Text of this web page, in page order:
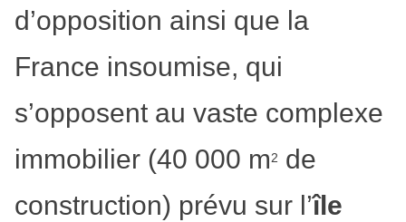
d’opposition ainsi que la
France insoumise, qui
s’opposent au vaste complexe
immobilier (40 000 m2
de
construction) prévu sur l’île